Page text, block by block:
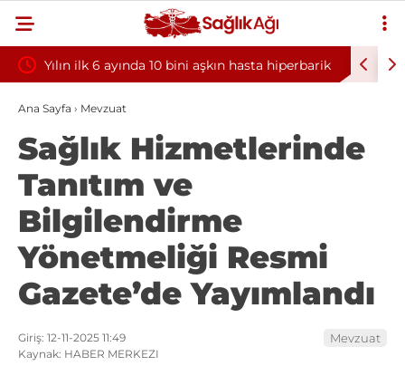
Yılın ilk 6 ayında 10 bini aşkın hasta hiperbarik
oksijen tedavisinden yararlandı
Diş eti
Ana Sayfa › Mevzuat
Sağlık Hizmetlerinde
Tanıtım ve
Bilgilendirme
Yönetmeliği Resmi
Gazete’de Yayımlandı
Giriş: 12-11-2025 11:49
Kaynak: HABER MERKEZI
Mevzuat